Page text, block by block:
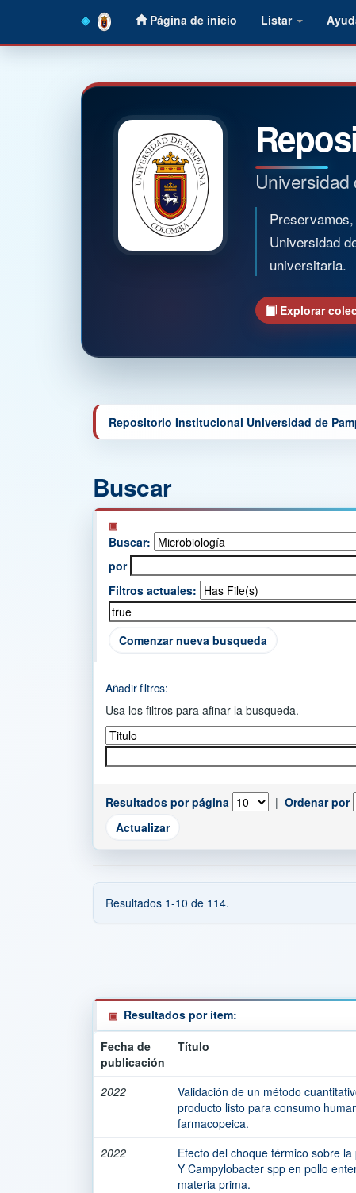
Página de inicio Listar
Universidad
Universidad
universitaria.
Explorar
Repositorio Institucional Universidad de
Buscar
Buscar:
por
Filtros actuales:
Comenzar nueva busqueda
Añadir filtros:
Usa los filtros para afinar la busqueda.
Resultados por página | Ordenar por
Resultados 1-10 de 114.
Resultados por ítem:
Fecha de
publicación
Título
2022
Validación de un método
producto listo para consumo
farmacopeica.
2022
Efecto del choque térmico sobre
Y Campylobacter spp en pollo
materia prima.